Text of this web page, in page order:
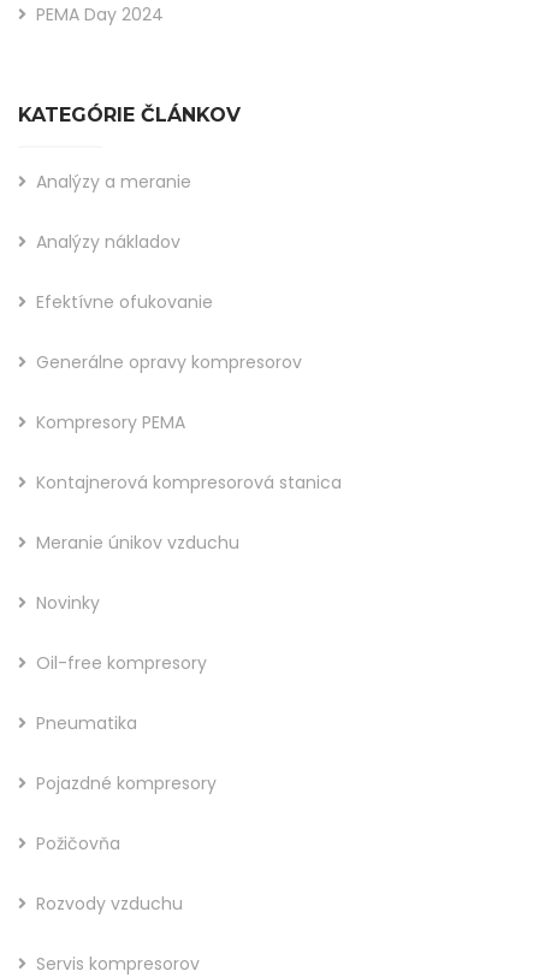
PEMA Day 2024
KATEGÓRIE ČLÁNKOV
Analýzy a meranie
Analýzy nákladov
Efektívne ofukovanie
Generálne opravy kompresorov
Kompresory PEMA
Kontajnerová kompresorová stanica
Meranie únikov vzduchu
Novinky
Oil-free kompresory
Pneumatika
Pojazdné kompresory
Požičovňa
Rozvody vzduchu
Servis kompresorov